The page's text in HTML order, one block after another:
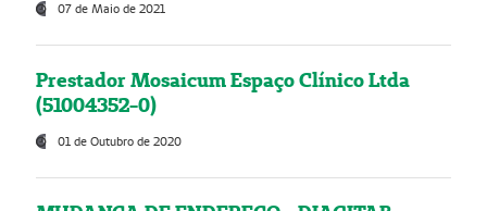
07 de Maio de 2021
Prestador Mosaicum Espaço Clínico Ltda
(51004352-0)
01 de Outubro de 2020